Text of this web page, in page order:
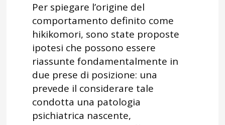
Per spiegare l’origine del
comportamento definito come
hikikomori, sono state proposte
ipotesi che possono essere
riassunte fondamentalmente in
due prese di posizione: una
prevede il considerare tale
condotta una patologia
psichiatrica nascente,